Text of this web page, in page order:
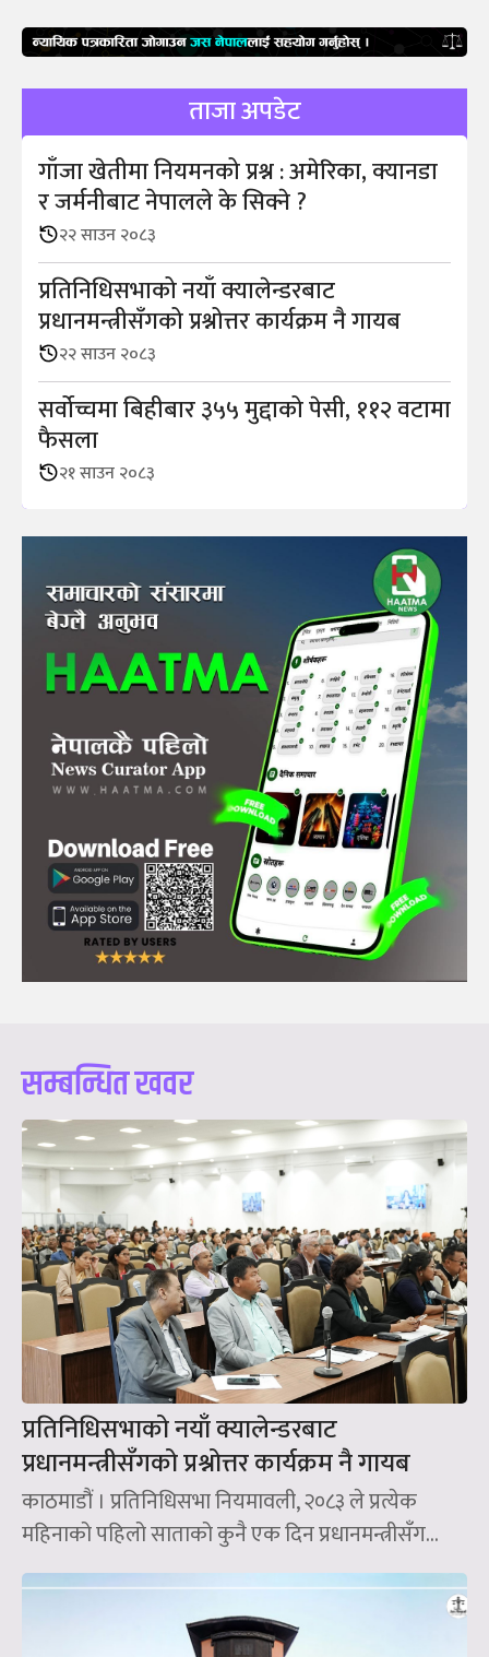
ताजा अपडेट
गाँजा खेतीमा नियमनको प्रश्न : अमेरिका, क्यानडा
र जर्मनीबाट नेपालले के सिक्ने ?
२२ साउन २०८३
प्रतिनिधिसभाको नयाँ क्यालेन्डरबाट
प्रधानमन्त्रीसँगको प्रश्नोत्तर कार्यक्रम नै गायब
२२ साउन २०८३
सर्वोच्चमा बिहीबार ३५५ मुद्दाको पेसी, ११२ वटामा
फैसला
२१ साउन २०८३
सम्बन्धित खवर
प्रतिनिधिसभाको नयाँ क्यालेन्डरबाट
प्रधानमन्त्रीसँगको प्रश्नोत्तर कार्यक्रम नै गायब
काठमाडौं । प्रतिनिधिसभा नियमावली, २०८३ ले प्रत्येक
महिनाको पहिलो साताको कुनै एक दिन प्रधानमन्त्रीसँग...